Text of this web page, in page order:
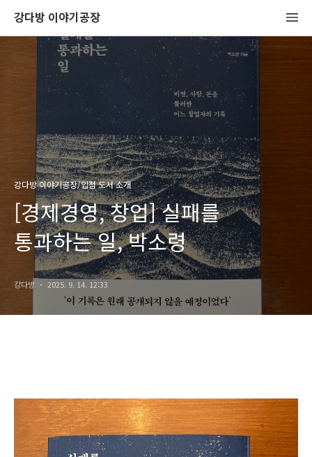
강다방 이야기공장
강다방 이야기공장/입점 도서 소개
[경제경영, 창업] 실패를
통과하는 일, 박소령
강다방 2025. 9. 14. 12:33